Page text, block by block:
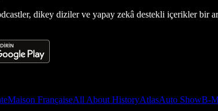
dikey diziler ve yapay zekâ destekli içerikler bir
Maison FrançaiseAll About HistoryAtlasAuto ShowB-